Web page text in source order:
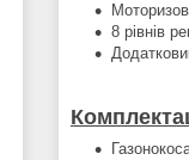
8 рівнів